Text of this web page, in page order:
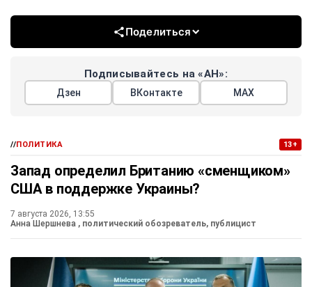
Поделиться
Подписывайтесь на «АН»:
Дзен ВКонтакте МАХ
//ПОЛИТИКА 13+
Запад определил Британию «сменщиком»
США в поддержке Украины?
7 августа 2026, 13:55
Анна Шершнева , политический обозреватель, публицист